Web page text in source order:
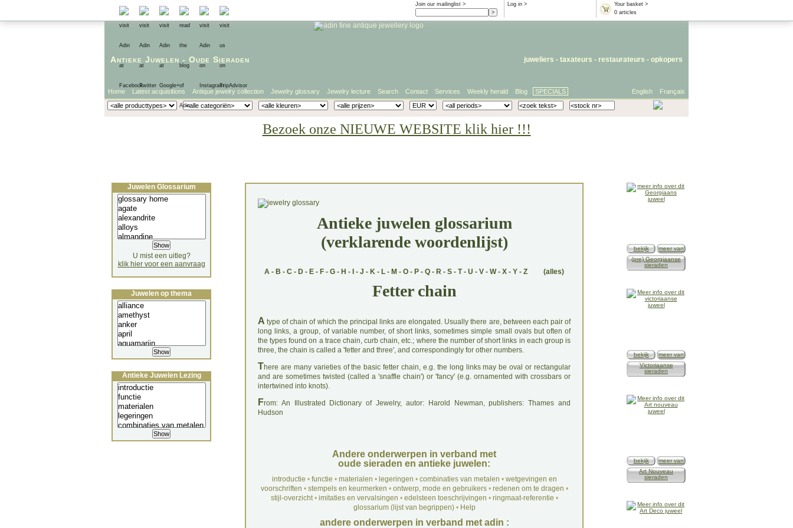
Your basket >
0 articles
Log in >
Join our mailinglist >
juweliers - taxateurs - restaurateurs - opkopers
Antieke Juwelen - Oude Sieraden
Français
English
Home Latest acquisitions Antique jewelry collection Jewelry glossary Jewelry lecture Search Contact Services Weekly herald Blog SPECIALS
Bezoek onze NIEUWE WEBSITE klik hier !!!
Antieke juwelen glossarium
(verklarende woordenlijst)
A - B - C - D - E - F - G - H - - J - K - L - M - O - P - Q - R - S - T- U - V - W- X - Y - Z (alles)
Fetter chain
A type of chain of which the principal links are elongated. Usually there are, between each pair of
long links, a group, of variable number, of short links, sometimes simple small ovals but often of
the types found on a trace chain, curb chain, etc.; where the number of short links in each group is
three, the chain is called a 'fetter and three', and correspondingly for other numbers.
There are many varieties of the basic fetter chain, e.g. the long links may be oval or rectangular
and are sometimes twisted (called a 'snaffle chain') or 'fancy' (e.g. ornamented with crossbars or
intertwined into knots).
From: An Illustrated Dictionary of Jewelry, autor: Harold Newman, publishers: Thames and
Hudson
Andere onderwerpen in verband met
oude sieraden en antieke juwelen:
introductie • functie • materialen • legeringen • combinaties van metalen • wetgevingen en
voorschriften • stempels en keurmerken • ontwerp, mode en gebruikers• redenen om te dragen •
stijl-overzicht• imitaties en vervalsingen • edelsteen toeschrijvingen • ringmaat-referentie •
glossarium (lijst van begrippen)• Help
andere onderwerpen in verband met adin :
Juwelen Glossarium
U mist een uitleg?
klik hier voor een aanvraag
Juwelen op thema
Antieke Juwelen Lezing
bekijk
meer van
(pre) Georgiaanse
sieraden
bekijk
meer van
Victoriaanse
sieraden
bekijk
meer van
Art Nouveau
sieraden